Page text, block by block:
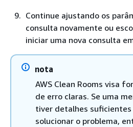
Continue ajustando os
consulta novamente ou
iniciar uma nova consulta
nota
AWS Clean Rooms visa
de erro claras. Se uma
tiver detalhes
solucionar o problema,